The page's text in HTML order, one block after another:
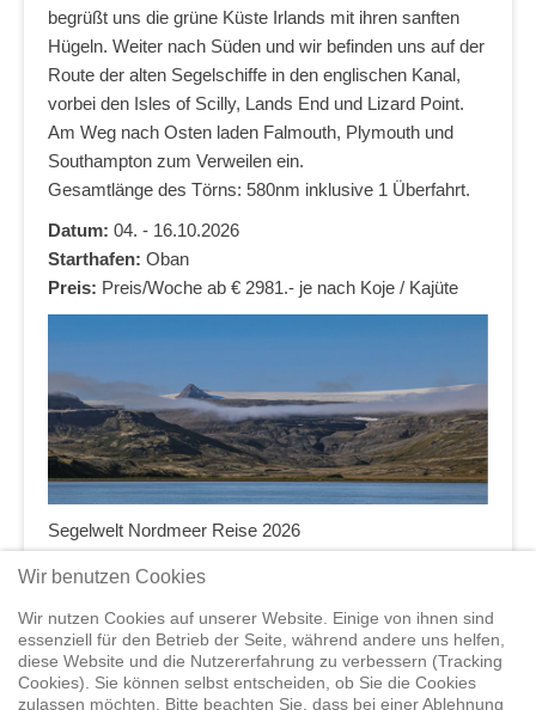
begrüßt uns die grüne Küste Irlands mit ihren sanften
Hügeln. Weiter nach Süden und wir befinden uns auf der
Route der alten Segelschiffe in den englischen Kanal,
vorbei den Isles of Scilly, Lands End und Lizard Point.
Am Weg nach Osten laden Falmouth, Plymouth und
Southampton zum Verweilen ein.
Gesamtlänge des Törns: 580nm inklusive 1 Überfahrt.
Datum: 04. - 16.10.2026
Starthafen: Oban
Preis: Preis/Woche ab € 2981.- je nach Koje / Kajüte
Segelwelt Nordmeer Reise 2026
Vorheriger Event
Home Shop Trainings Segeltörns Service Elvstrøm
Wir benutzen Cookies
Wir nutzen Cookies auf unserer Website. Einige von ihnen sind
essenziell für den Betrieb der Seite, während andere uns helfen,
diese Website und die Nutzererfahrung zu verbessern (Tracking
Cookies). Sie können selbst entscheiden, ob Sie die Cookies
zulassen möchten. Bitte beachten Sie, dass bei einer Ablehnung